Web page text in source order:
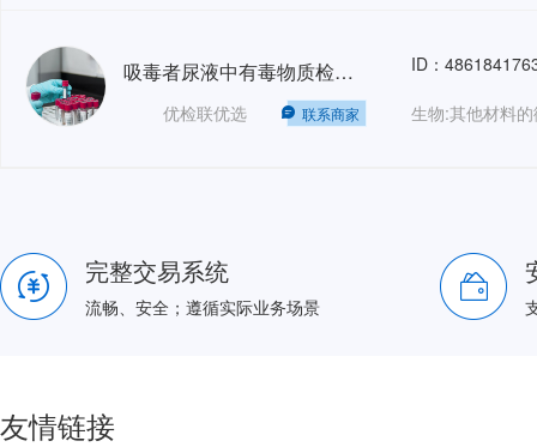
吸毒者尿液中有毒物质检测-GA/T
优检联优选 联系商家
ID：
完整交易系统
流畅、安全；遵循实际业务场景
友情链接